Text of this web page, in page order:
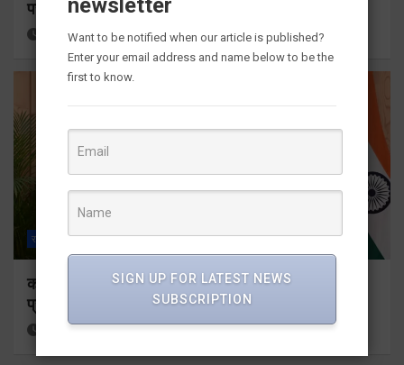
पर पूर्ण किए जाने के निर्देश दिए
17 hours ago Viri Gairola
राज्य ALL देहरादून
कॉमनवेल्थ गेम्स 2026 के उत्तराखंड के पदक विजेताओं और
प्रशिक्षकों को मुख्यमंत्री धामी ने किया सम्मानित
17 hours ago Viri Gairola
newsletter
Want to be notified when our article is published?
Enter your email address and name below to be the
first to know.
SIGN UP FOR LATEST NEWS
SUBSCRIPTION